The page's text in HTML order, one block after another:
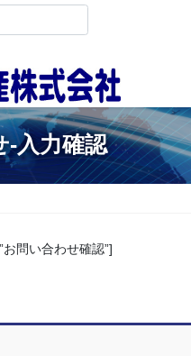
-入力確認
問い合わせ確認”]